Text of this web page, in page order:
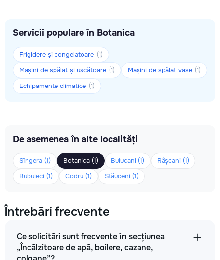
Servicii populare în Botanica
Frigidere și congelatoare (1)
Mașini de spălat și uscătoare (1) Mașini de spălat vase (1)
Echipamente climatice (1)
De asemenea în alte localități
Sîngera (1) Botanica (1) Buiucani (1)
Râșcani (1)
Bubuieci (1)
Codru (1) Stăuceni (1)
Întrebări frecvente
Ce solicitări sunt frecvente în secțiunea
„Încălzitoare de apă, boilere, cazane,